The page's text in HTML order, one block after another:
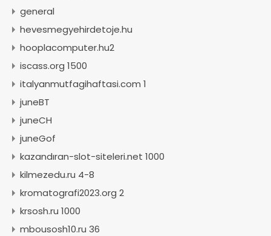
general
hevesmegyehirdetoje.hu
hooplacomputer.hu2
iscass.org 1500
italyanmutfagihaftasi.com 1
juneBT
juneCH
juneGof
kazandıran-slot-siteleri.net 1000
kilmezedu.ru 4-8
kromatografi2023.org 2
krsosh.ru 1000
mbousosh10.ru 36